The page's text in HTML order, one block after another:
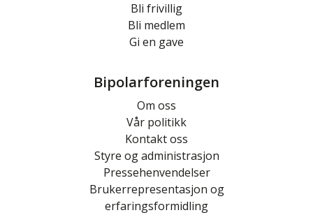
Bli frivillig
Bli medlem
Gi en gave
Bipolarforeningen
Om oss
Vår politikk
Kontakt oss
Styre og administrasjon
Pressehenvendelser
Brukerrepresentasjon og
erfaringsformidling